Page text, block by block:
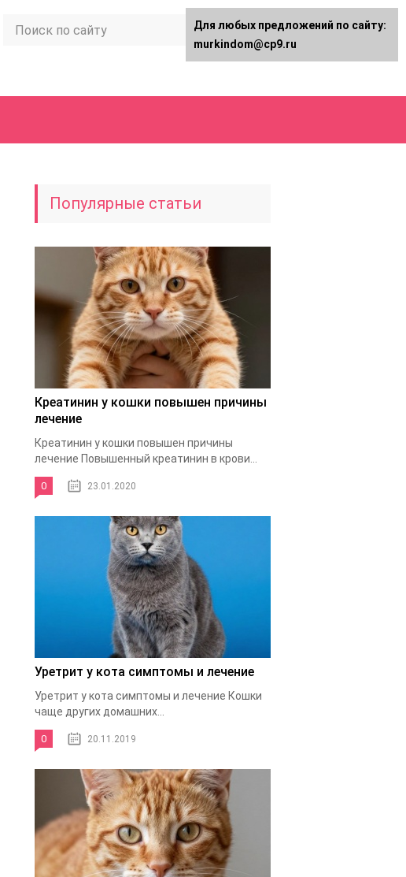
Популярные статьи
Креатинин у кошки повышен причины
лечение
Креатинин у кошки повышен причины
лечение Повышенный креатинин в крови...
0 23.01.2020
Уретрит у кота симптомы и лечение
Уретрит у кота симптомы и лечение Кошки
чаще других домашних...
0 20.11.2019
Для любых предложений по сайту:
murkindom@cp9.ru